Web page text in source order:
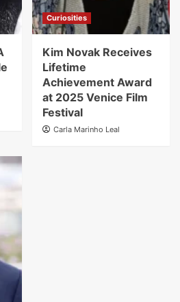
Curiosities
Kim Novak Receives
Lifetime
Achievement Award
at 2025 Venice Film
Festival
Carla Marinho Leal